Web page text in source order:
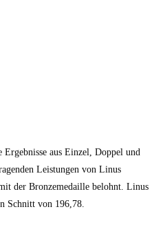
aus Einzel, Doppel und
Leistungen von Linus
der Bronzemedaille belohnt. Linus
Schnitt von 196,78.